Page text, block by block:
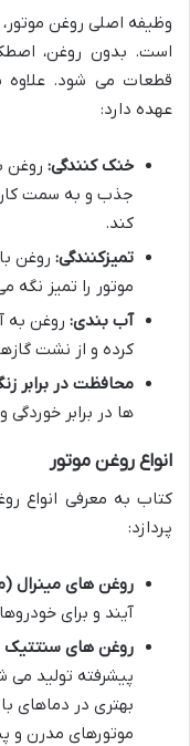
وظیفه اصلی روغن
است. بدون روغن،
قطعات می شود. علاوه
عهده دارد:
خنک کنندگی: روغن
جذب و به سمت
کند.
تمیزکنندگی: روغن
موتور را تمیز نگه
آب بندی: روغن به
کرده و از نشت
محافظت در برابر
ها در برابر
انواع روغن موتور
کتاب به معرفی انواع
پردازد:
روغن های مینرال
آیند و برای
روغن های
پیشرفته تولید می
بهتری در دماهای
موتورهای مدرن و